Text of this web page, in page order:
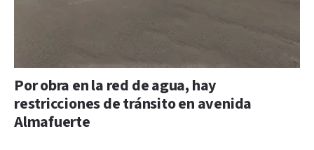
Por obra en la red de agua, hay
restricciones de tránsito en avenida
Almafuerte